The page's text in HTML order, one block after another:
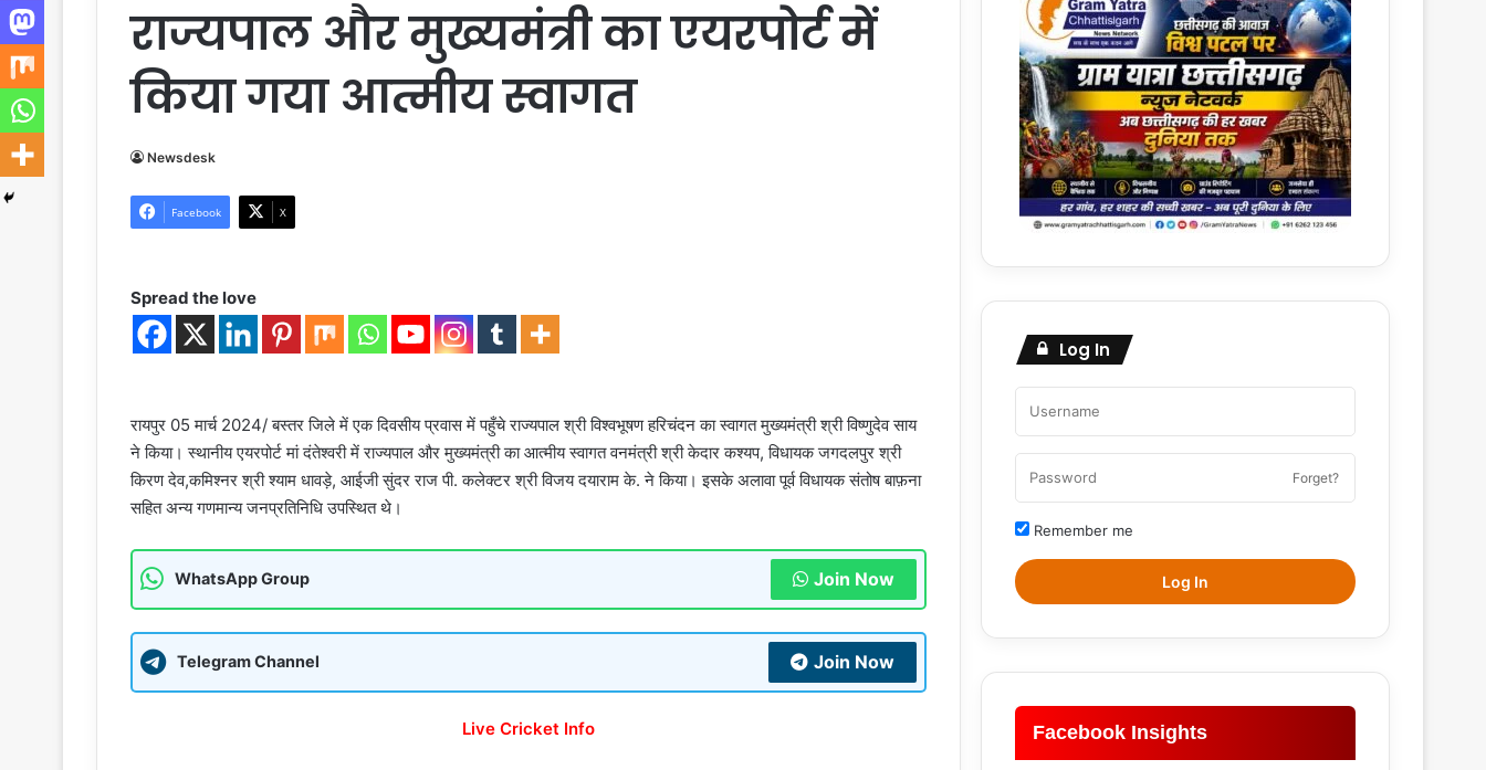
राज्यपाल और मुख्यमंत्री का एयरपोर्ट में
किया गया आत्मीय स्वागत
Newsdesk
Facebook X
Spread the love
रायपुर 05 मार्च 2024/ बस्तर जिले में एक दिवसीय प्रवास में पहुँचे राज्यपाल श्री विश्वभूषण हरिचंदन का स्वागत मुख्यमंत्री श्री विष्णुदेव साय
ने किया। स्थानीय एयरपोर्ट मां दंतेश्वरी में राज्यपाल और मुख्यमंत्री का आत्मीय स्वागत वनमंत्री श्री केदार कश्यप, विधायक जगदलपुर श्री
किरण देव,कमिश्नर श्री श्याम धावड़े, आईजी सुंदर राज पी. कलेक्टर श्री विजय दयाराम के. ने किया। इसके अलावा पूर्व विधायक संतोष बाफ़ना
सहित अन्य गणमान्य जनप्रतिनिधि उपस्थित थे।
WhatsApp Group Join Now
Telegram Channel Join Now
Live Cricket Info
Log In
Forget?
Remember me
Log In
Facebook Insights